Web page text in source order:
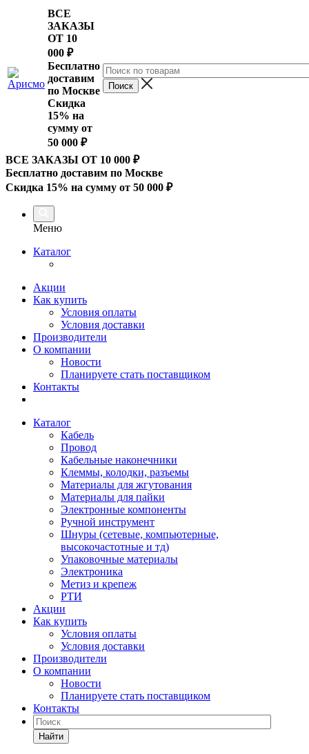
ВСЕ
ЗАКАЗЫ
ОТ 10
000 ₽
Бесплатно
доставим
по Москве
Скидка
15% на
сумму от
50 000 ₽
ВСЕ ЗАКАЗЫ ОТ 10 000 ₽
Бесплатно доставим по Москве
Скидка 15% на сумму от 50 000 ₽
Меню
Каталог
Акции
Как купить
Условия оплаты
Условия доставки
Производители
О компании
Новости
Планируете стать поставщиком
Контакты
Каталог
Кабель
Провод
Кабельные наконечники
Клеммы, колодки, разъемы
Материалы для жгутования
Материалы для пайки
Электронные компоненты
Ручной инструмент
Шнуры (сетевые, компьютерные,
высокочастотные и тд)
Упаковочные материалы
Электроника
Метиз и крепеж
РТИ
Акции
Как купить
Условия оплаты
Условия доставки
Производители
О компании
Новости
Планируете стать поставщиком
Контакты
Найти